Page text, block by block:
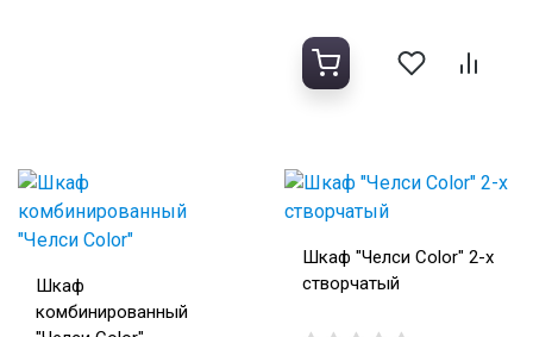
Шкаф
комбинированный
Шкаф "Челси Color" 2-х
створчатый